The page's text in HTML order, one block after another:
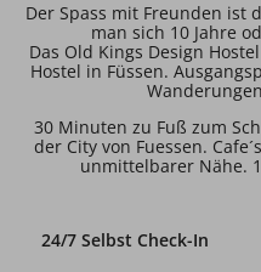
Der Spass mit Freunden ist
man sich 10 Jahre
Das Old Kings Design
Hostel in Füssen.
30 Minuten zu Fuß zum
der City von Fuessen.
unmittelbarer Nähe.
24/7 Selbst Check-In